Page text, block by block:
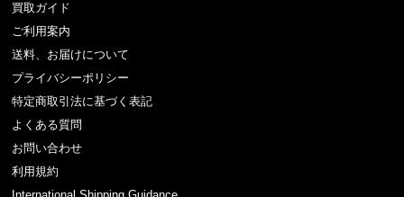
買取ガイド
ご利用案内
送料、お届けについて
プライバシーポリシー
特定商取引法に基づく表記
よくある質問
お問い合わせ
利用規約